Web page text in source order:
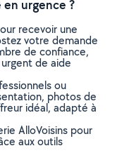
urgence ?
recevoir une
votre demande
de confiance,
de aide
ou
photos de
idéal, adapté à
AlloVoisins pour
aux outils